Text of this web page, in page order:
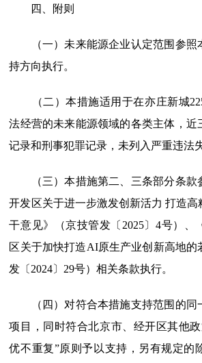
四、附则
（一）未来能源企业认定范围参照
持方向执行。
（二）本措施适用于在亦庄新城
法经营的未来能源领域的各类主体，近
记录和刑事犯罪记录，未列入严重违法
（三）本措施第二、三条部分条款
开发区关于进一步激发创新活力 打造
干意见》（京技管发〔2025〕4号）、
区关于加快打造AI原生产业创新高地的
发〔2024〕29号）相关条款执行。
（四）对符合本措施支持范围的同
项目，同时符合北京市、经开区其他
优不重复”原则予以支持，另有规定的